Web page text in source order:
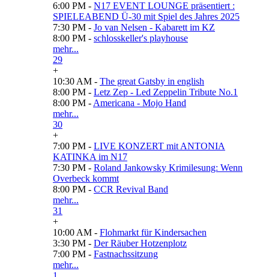
6:00 PM - N17 EVENT LOUNGE präsentiert :
SPIELEABEND Ü-30 mit Spiel des Jahres 2025
7:30 PM - Jo van Nelsen - Kabarett im KZ
8:00 PM - schlosskeller's playhouse
mehr...
29
+
10:30 AM - The great Gatsby in english
8:00 PM - Letz Zep - Led Zeppelin Tribute No.1
8:00 PM - Americana - Mojo Hand
mehr...
30
+
7:00 PM - LIVE KONZERT mit ANTONIA
KATINKA im N17
7:30 PM - Roland Jankowsky Krimilesung: Wenn
Overbeck kommt
8:00 PM - CCR Revival Band
mehr...
31
+
10:00 AM - Flohmarkt für Kindersachen
3:30 PM - Der Räuber Hotzenplotz
7:00 PM - Fastnachssitzung
mehr...